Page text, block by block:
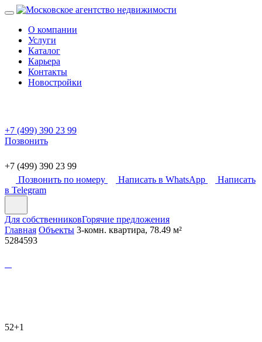
О компании
Услуги
Каталог
Карьера
Контакты
Новостройки
+7 (499) 390 23 99
Позвонить
+7 (499) 390 23 99
Позвонить по номеру
Написать в WhatsApp
Написать
в Telegram
Для собственниковГорячие предложения
Главная Объекты 3-комн. квартира, 78.49 м²
5284593
52+1